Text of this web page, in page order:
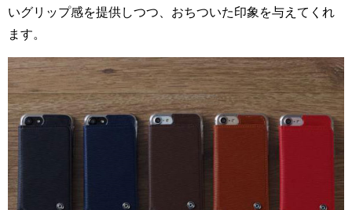
いグリップ感を提供しつつ、おちついた印象を与えてくれ
ます。